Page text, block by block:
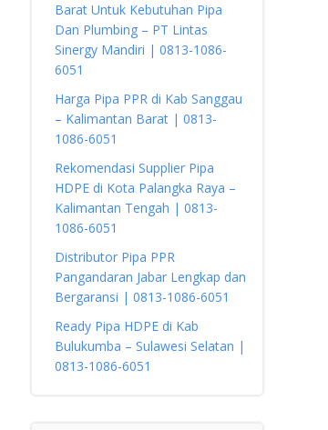
Barat Untuk Kebutuhan Pipa
Dan Plumbing – PT Lintas
Sinergy Mandiri | 0813-1086-
6051
Harga Pipa PPR di Kab Sanggau
– Kalimantan Barat | 0813-
1086-6051
Rekomendasi Supplier Pipa
HDPE di Kota Palangka Raya –
Kalimantan Tengah | 0813-
1086-6051
Distributor Pipa PPR
Pangandaran Jabar Lengkap dan
Bergaransi | 0813-1086-6051
Ready Pipa HDPE di Kab
Bulukumba – Sulawesi Selatan |
0813-1086-6051